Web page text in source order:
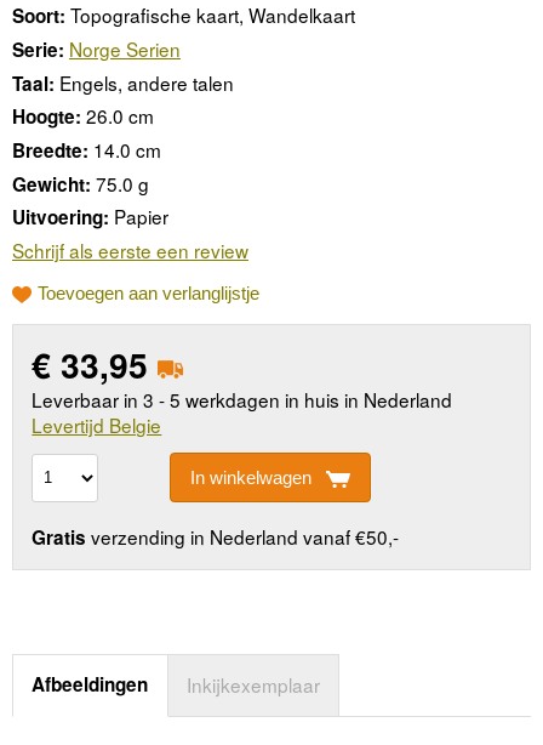
Soort: Topografische kaart, Wandelkaart
Serie: Norge Serien
Taal: Engels, andere talen
Hoogte: 26.0 cm
Breedte: 14.0 cm
Gewicht: 75.0 g
Uitvoering: Papier
Schrijf als eerste een review
Toevoegen aan verlanglijstje
€ 33,95
Leverbaar in 3 - 5 werkdagen in huis in Nederland
Levertijd Belgie
In winkelwagen
Gratis verzending in Nederland vanaf €50,-
Afbeeldingen Inkijkexemplaar